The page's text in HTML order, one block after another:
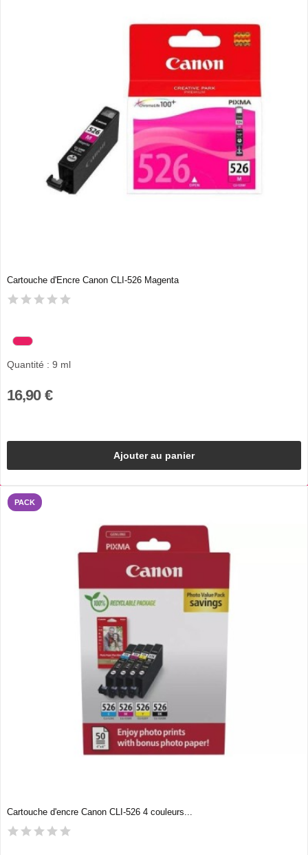
Cartouche d'Encre Canon CLI-526 Magenta
Quantité : 9 ml
16,90 €
Ajouter au panier
PACK
Cartouche d'encre Canon CLI-526 4 couleurs...